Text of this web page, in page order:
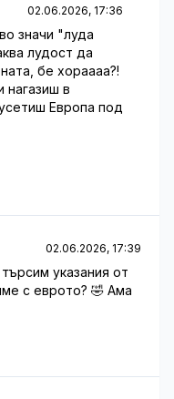
02.06.2026, 17:36
значи "луда
лудост да
бе хораааа?!
нагазиш в
Европа под
02.06.2026, 17:39
указания от
с еврото? 🤣 Ама